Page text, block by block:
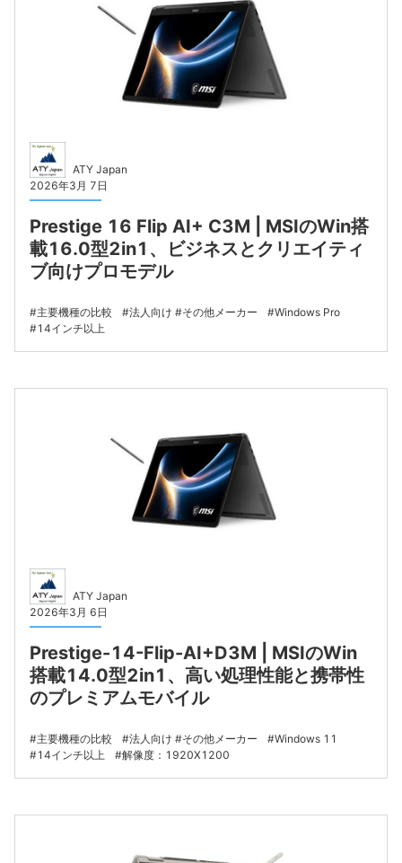
ATY Japan
2026年3月 7日
Prestige 16 Flip AI+ C3M | MSIのWin搭
載16.0型2in1、ビジネスとクリエイティ
ブ向けプロモデル
主要機種の比較 法人向け その他メーカー
Windows Pro
14インチ以上
ATY Japan
2026年3月 6日
Prestige-14-Flip-AI+D3M | MSIのWin
搭載14.0型2in1、高い処理性能と携帯性
のプレミアムモバイル
主要機種の比較 法人向け その他メーカー
Windows 11
14インチ以上
解像度：1920X1200